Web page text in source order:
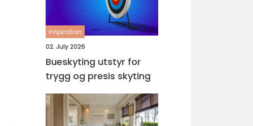
inspiration
02. July 2026
Bueskyting utstyr for
trygg og presis skyting